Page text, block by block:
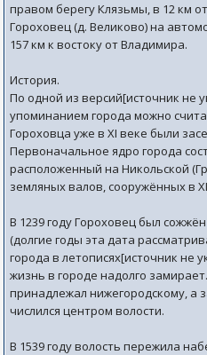
правом берегу Клязьмы, в 12 км
Гороховец (д. Великово) на
157 км к востоку от Владимира.
История.
По одной из версий[источник не
упоминанием города можно
Гороховца уже в XI веке были
Первоначальное ядро города
расположенный на Никольской
земляных валов, сооружённых в
В 1239 году Гороховец был
(долгие годы эта дата
города в летописях[источник не
жизнь в городе надолго
принадлежал нижегородскому, а
числился центром волости.
В 1539 году волость пережила